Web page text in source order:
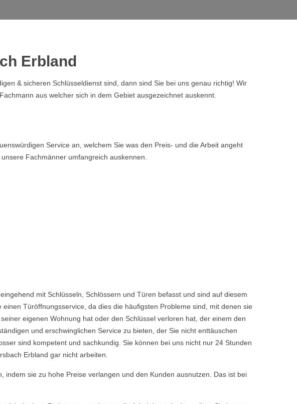
Erbland
& sicheren Schlüsseldienst sind, dann sind Sie bei uns genau richtig! Wir
aus welcher sich in dem Gebiet ausgezeichnet auskennt.
Service an, welchem Sie was den Preis- und die Arbeit angeht
Fachmänner umfangreich auskennen.
mit Schlüsseln, Schlössern und Türen befasst und sind auf diesem
Türöffnungsservice, da dies die häufigsten Probleme sind, mit denen sie
eigenen Wohnung hat oder den Schlüssel verloren hat, der einem den
und erschwinglichen Service zu bieten, der Sie nicht enttäuschen
sind kompetent und sachkundig. Sie können bei uns nicht nur 24 Stunden
Erbland gar nicht arbeiten.
sie zu hohe Preise verlangen und den Kunden ausnutzen. Das ist bei